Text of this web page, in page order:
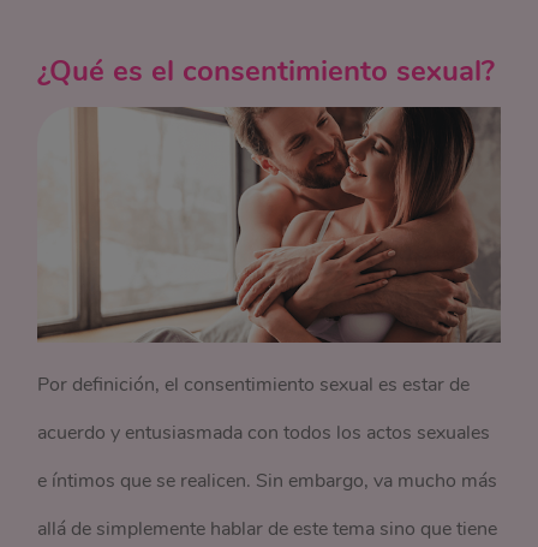
¿Qué es el consentimiento sexual?
Por definición, el consentimiento sexual es estar de
acuerdo y entusiasmada con todos los actos sexuales
e íntimos que se realicen. Sin embargo, va mucho más
allá de simplemente hablar de este tema sino que tiene